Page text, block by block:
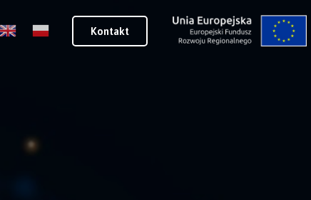
Kontakt